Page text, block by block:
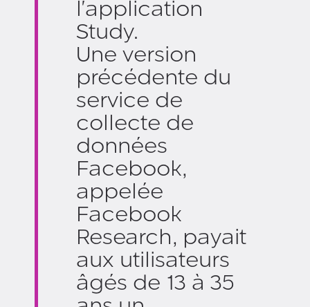
l'application
Study.
Une version
précédente du
service de
collecte de
données
Facebook,
appelée
Facebook
Research, payait
aux utilisateurs
âgés de 13 à 35